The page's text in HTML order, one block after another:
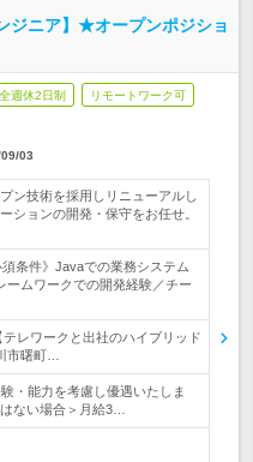
ジニア】★オープンポジショ
週休2日制 リモートワーク可
03
ン技術を採用しリニューアルし
ションの開発・保守をお任せ。
条件》Javaでの業務システム
ームワークでの開発経験／チー
テレワークと出社のハイブリッド
市曙町…
・能力を考慮し優遇いたしま
ない場合＞月給3…